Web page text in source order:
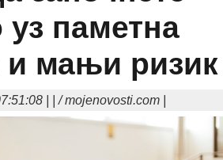
МАГАЗИН
ДРУШТВО
КОЛУМНЕ
БЛОГ
уз паметна
мањи ризик
| | / mojenovosti.com |